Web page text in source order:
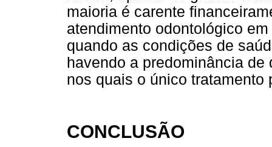
maioria é carente
atendimento odontológico
quando as condições de
havendo a predominância
nos quais o único tratamento
CONCLUSÃO